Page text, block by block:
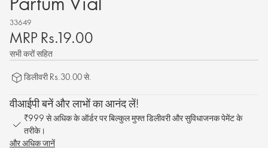
33649
MRP Rs.19.00
सभी करों सहित
डिलीवरी Rs.30.00 से.
वीआईपी बनें और लाभों का आनंद लें!
₹999 से अधिक के ऑर्डर पर बिल्कुल मुफ्त डिलीवरी और सुविधाजनक पेमेंट के
तरीके।
और अधिक जानें